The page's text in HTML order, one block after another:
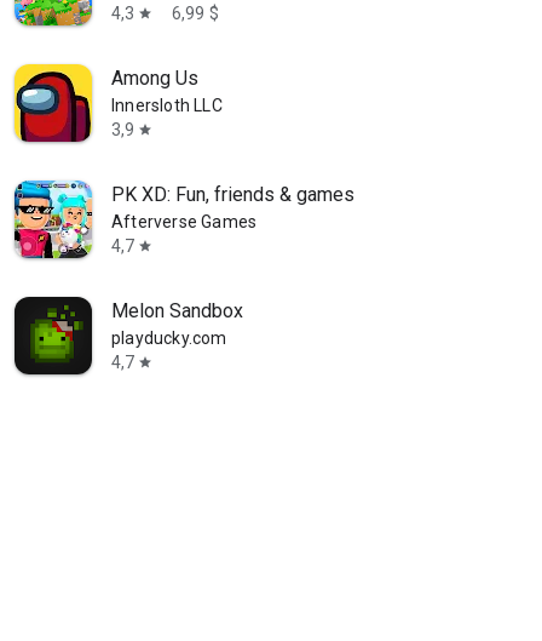
4,3 star 6,99 $
Among Us
Innersloth LLC
3,9 star
PK XD: Fun, friends & games
Afterverse Games
4,7 star
Melon Sandbox
playducky.com
4,7 star